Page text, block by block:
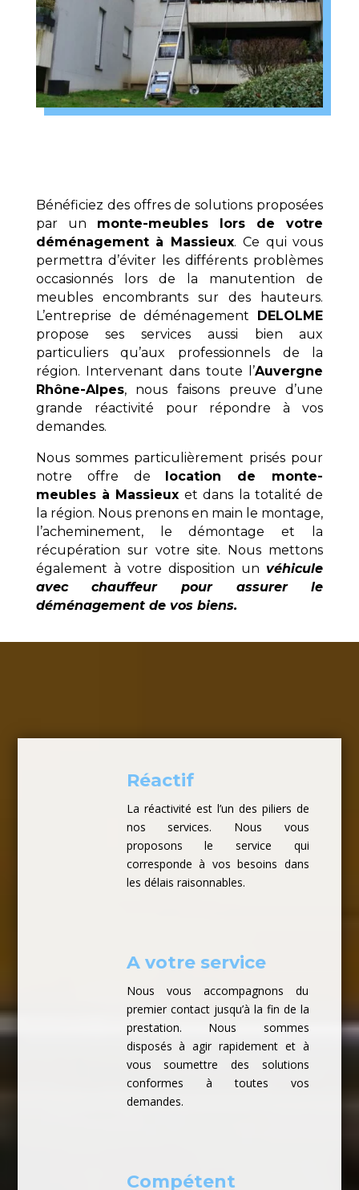
Bénéficiez des offres de solutions proposées
par un monte-meubles lors de votre
déménagement à Massieux. Ce qui vous
permettra d’éviter les différents problèmes
occasionnés lors de la manutention de
meubles encombrants sur des hauteurs.
L’entreprise de déménagement
DELOLME
propose ses services aussi bien aux
particuliers qu’aux professionnels de la
région. Intervenant dans toute l’Auvergne
Rhône-Alpes, nous faisons preuve d’une
grande réactivité pour répondre à vos
demandes.
Nous sommes particulièrement prisés pour
notre offre de
location de monte-
meubles à Massieux et dans la totalité de
la région. Nous prenons en main le montage,
l’acheminement, le démontage et la
récupération sur votre site. Nous mettons
également à votre disposition unvéhicule
avec chauffeur pour assurer le
déménagement de vos biens.
Réactif
La réactivité est l’un des piliers de
nos services. Nous vous
proposons le service qui
corresponde à vos besoins dans
les délais raisonnables.
A votre service
Nous vous accompagnons du
premier contact jusqu’à la fin de la
prestation. Nous sommes
disposés à agir rapidement et à
vous soumettre des solutions
conformes à toutes vos
demandes.
Compétent